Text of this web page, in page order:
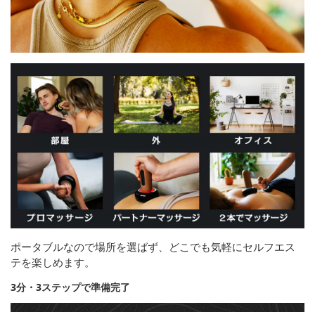
ポータブルなので場所を選ばず、どこでも気軽にセルフエス
テを楽しめます。
3分・3ステップで準備完了